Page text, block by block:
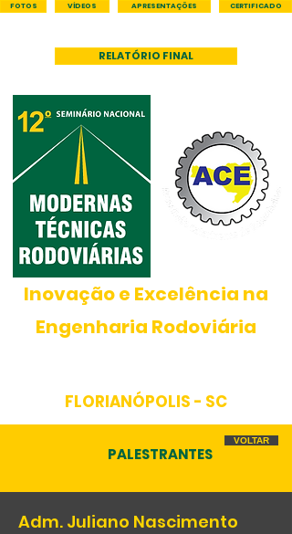
FOTOS VÍDEOS APRESENTAÇÕES CERTIFICADO
RELATÓRIO FINAL
Inovação e Excelência na
Engenharia Rodoviária
FLORIANÓPOLIS - SC
PALESTRANTES
VOLTAR
Adm. Juliano Nascimento